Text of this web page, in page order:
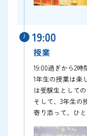
19:00
授業
19:00過ぎから2時
1年生の授業は楽
は受験生として
そして、3年生の
寄り添って、ひ